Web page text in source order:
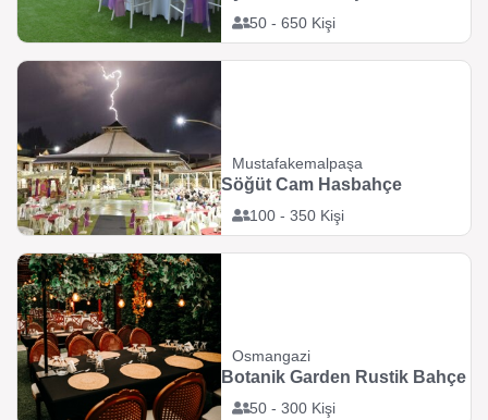
50 - 650 Kişi
Mustafakemalpaşa
100 - 350 Kişi
Söğüt Cam Hasbahçe
Osmangazi
50 - 300 Kişi
Botanik Garden Rustik Bahçe